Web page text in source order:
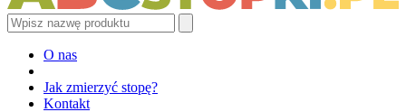
O nas
Jak zmierzyć stopę?
Kontakt